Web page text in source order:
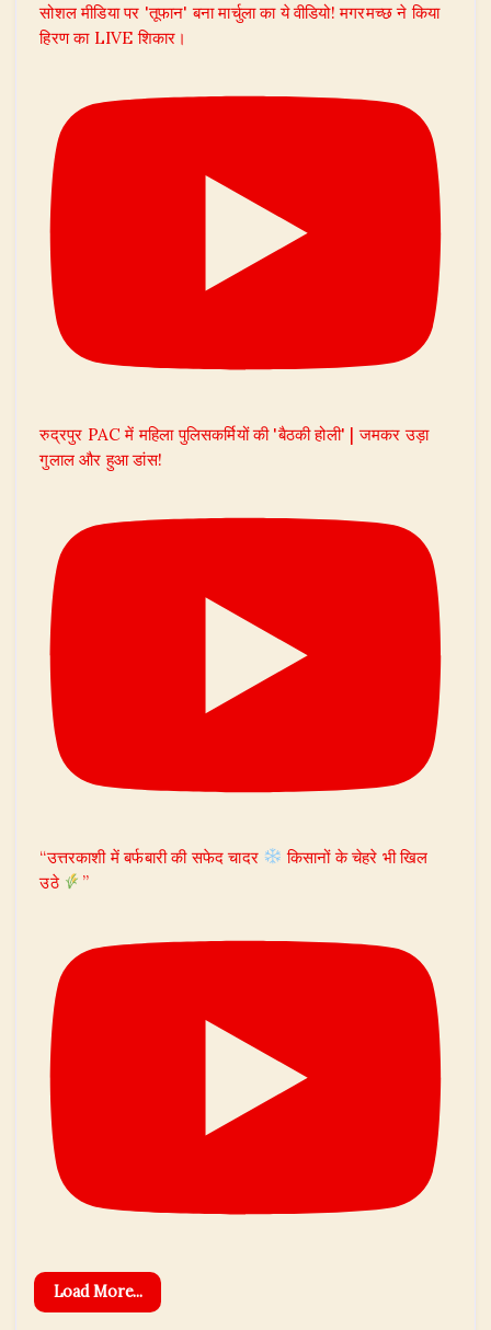
सोशल मीडिया पर 'तूफान' बना मार्चुला का ये वीडियो! मगरमच्छ ने किया
हिरण का LIVE शिकार।
रुद्रपुर PAC में महिला पुलिसकर्मियों की 'बैठकी होली' | जमकर उड़ा
गुलाल और हुआ डांस!
“उत्तरकाशी में बर्फबारी की सफेद चादर
किसानों के चेहरे भी खिल
उठे
”
Load More...